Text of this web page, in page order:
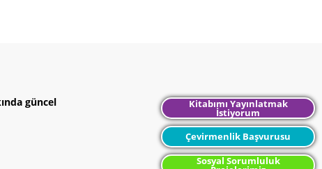
güncel Kitabımı Yayınlatmak
İstiyorum
Çevirmenlik Başvurusu
Sosyal Sorumluluk